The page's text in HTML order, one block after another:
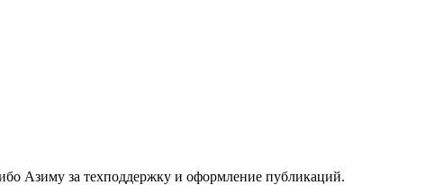
Азиму за техподдержку и оформление публикаций.